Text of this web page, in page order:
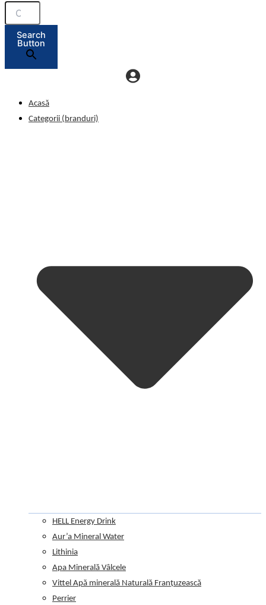
Search
Button
Acasă
Categorii (branduri)
HELL Energy Drink
Aur’a Mineral Water
Lithinia
Apa Minerală Vâlcele
Vittel Apă minerală Naturală Franțuzească
Perrier